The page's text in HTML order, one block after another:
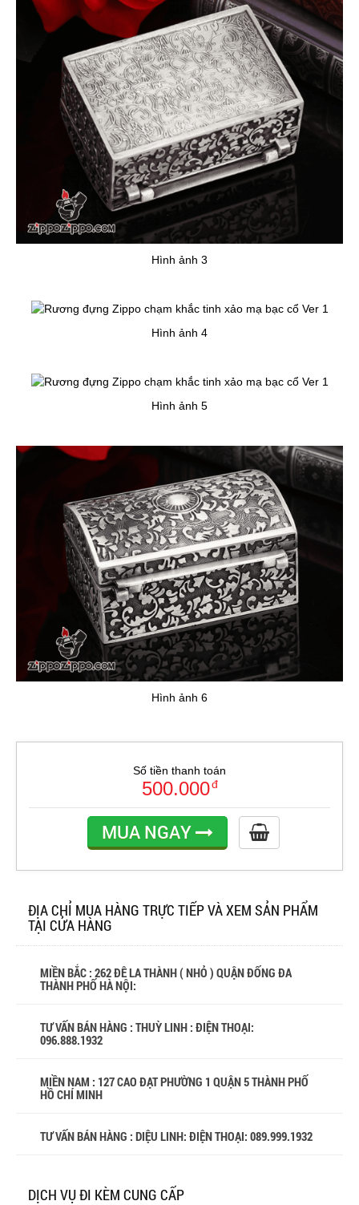
Hình ảnh 3
Hình ảnh 4
Hình ảnh 5
Hình ảnh 6
Số tiền thanh toán
500.000đ
MUA NGAY
ĐỊA CHỈ MUA HÀNG TRỰC TIẾP VÀ XEM SẢN PHẨM
TẠI CỬA HÀNG
MIỀN BẮC : 262 ĐÊ LA THÀNH ( NHỎ ) QUẬN ĐỐNG ĐA
THÀNH PHỐ HÀ NỘI:
TƯ VẤN BÁN HÀNG : THUỲ LINH : ĐIỆN THOẠI:
096.888.1932
MIỀN NAM : 127 CAO ĐẠT PHƯỜNG 1 QUẬN 5 THÀNH PHỐ
HỒ CHÍ MINH
TƯ VẤN BÁN HÀNG : DIỆU LINH: ĐIỆN THOẠI: 089.999.1932
DỊCH VỤ ĐI KÈM CUNG CẤP